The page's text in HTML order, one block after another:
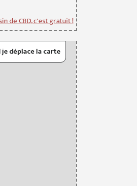
de CBD, c'est gratuit !
déplace la carte